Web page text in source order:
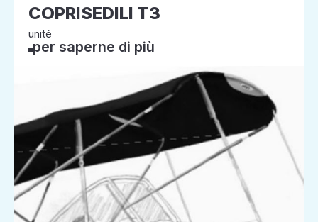
COPRISEDILI T3
unité
per saperne di più